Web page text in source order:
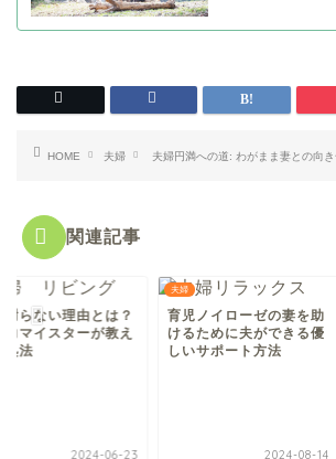
HOME 夫婦 夫婦円満への道: わがまま妻との向
関連記事
謝らない理由とは？
力マイスターが教え
処法
2024-06-23
夫婦
育児ノイローゼの妻を助
けるために夫ができる優
しいサポート方法
2024-08-14